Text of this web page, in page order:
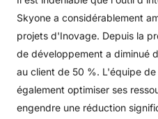
Skyone a considérablement
projets d'Inovage. Depuis la
de développement a diminué
au client de 50 %. L'équipe
également optimiser ses
engendre une réduction